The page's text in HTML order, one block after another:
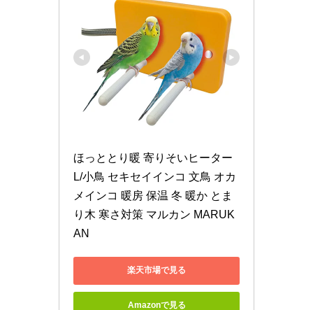
ほっととり暖 寄りそいヒーター
L/小鳥 セキセイインコ 文鳥 オカ
メインコ 暖房 保温 冬 暖か とま
り木 寒さ対策 マルカン MARUK
AN
楽天市場で見る
Amazonで見る